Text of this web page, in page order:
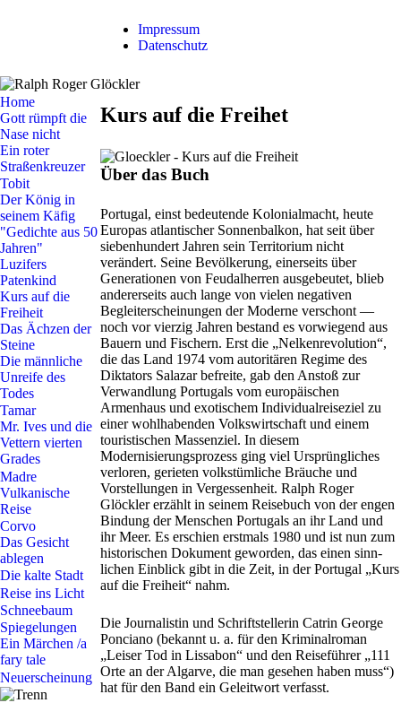
Impressum
Datenschutz
Home
Gott rümpft die
Nase nicht
Ein roter
Straßenkreuzer
Tobit
Der König in
seinem Käfig
"Gedichte aus 50
Jahren"
Luzifers
Patenkind
Kurs auf die
Freiheit
Das Ächzen der
Steine
Die männliche
Unreife des
Todes
Tamar
Mr. Ives und die
Vettern vierten
Grades
Madre
Vulkanische
Reise
Corvo
Das Gesicht
ablegen
Die kalte Stadt
Reise ins Licht
Schneebaum
Spiegelungen
Ein Märchen /a
fary tale
Neuerscheinung
Kurs auf die Freihet
Über das Buch
Portugal, einst bedeutende Kolonialmacht, heute
Europas atlantischer Sonnenbalkon, hat seit über
siebenhundert Jahren sein Territorium nicht
verändert. Seine Bevölkerung, einerseits über
Generationen von Feudalherren ausgebeutet, blieb
andererseits auch lange von vielen negativen
Begleiterscheinungen der Moderne verschont —
noch vor vierzig Jahren bestand es vorwiegend aus
Bauern und Fischern. Erst die „Nelkenrevolution“,
die das Land 1974 vom autoritären Regime des
Diktators Salazar befreite, gab den Anstoß zur
Verwandlung Portugals vom europäischen
Armenhaus und exotischem Individualreiseziel zu
einer wohlhabenden Volkswirtschaft und einem
touristischen Massenziel. In diesem
Modernisierungsprozess ging viel Ursprüngliches
verloren, gerieten volkstümliche Bräuche und
Vorstellungen in Vergessenheit. Ralph Roger
Glöckler erzählt in seinem Reisebuch von der engen
Bindung der Menschen Portugals an ihr Land und
ihr Meer. Es erschien erstmals 1980 und ist nun zum
historischen Dokument geworden, das einen sinn­
lichen Einblick gibt in die Zeit, in der Portugal „Kurs
auf die Freiheit“ nahm.
Die Journalistin und Schriftstellerin Catrin George
Ponciano (bekannt u. a. für den Kriminal­roman
„Leiser Tod in Lissabon“ und den Reiseführer „111
Orte an der Algarve, die man gesehen haben muss“)
hat für den Band ein Geleitwort verfasst.